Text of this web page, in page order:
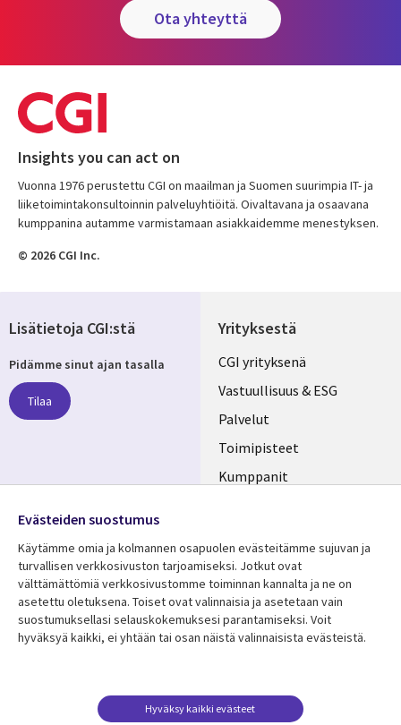
ota yhteyttä
Insights you can act on
Vuonna 1976 perustettu CGI on maailman ja Suomen suurimpia IT- ja
liiketoimintakonsultoinnin palveluyhtiöitä. Oivaltavana ja osaavana
kumppanina autamme varmistamaan asiakkaidemme menestyksen.
© 2026 CGI Inc.
Yrityksestä
Useful
links
FINLAND
CGI yrityksenä
Vastuullisuus & ESG
Palvelut
Toimipisteet
Kumppanit
Resurssikeskus
Library
FINLAND
Asiakastarinat
Lisätietoa
Legal
Tietosuoja
Käyttöehdot
Lisätietoja CGI:stä
Pidämme sinut ajan tasalla
Tilaa
Media
FINLAND
Evästeiden suostumus
Käytämme omia ja kolmannen osapuolen evästeitämme sujuvan ja
turvallisen verkkosivuston tarjoamiseksi. Jotkut ovat
välttämättömiä verkkosivustomme toiminnan kannalta ja ne on
asetettu oletuksena. Toiset ovat valinnaisia ​​ja asetetaan vain
suostumuksellasi selauskokemuksesi parantamiseksi. Voit
hyväksyä kaikki, ei yhtään tai osan näistä valinnaisista evästeistä.
Hyväksy kaikki evästeet